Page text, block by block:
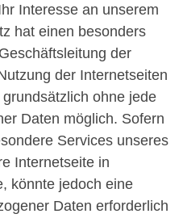
Interesse an unserem
hat einen besonders
der
der Internetseiten
ohne jede
Daten möglich. Sofern
Services unseres
Internetseite in
könnte jedoch eine
Daten erforderlich